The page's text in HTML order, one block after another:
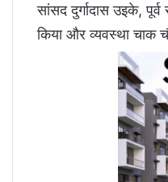
सांसद दुर्गादास उइके,
किया और व्यवस्था चाक